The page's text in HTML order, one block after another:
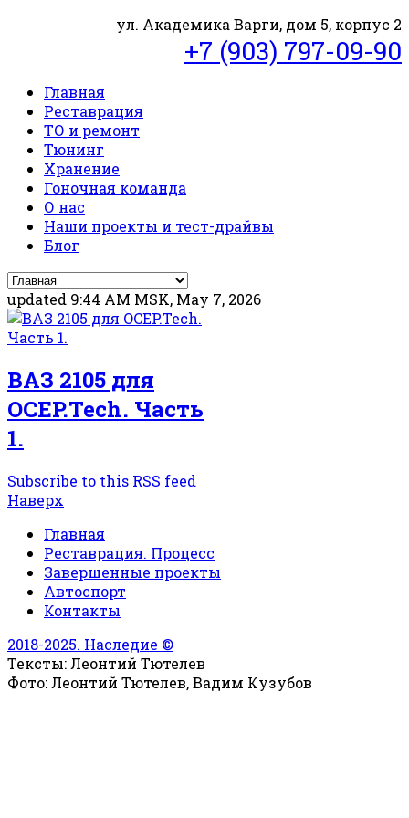
ул. Академика Варги, дом 5, корпус 2
+7 (903) 797-09-90
Главная
Реставрация
ТО и ремонт
Тюнинг
Хранение
Гоночная команда
О нас
Наши проекты и тест-драйвы
Блог
updated 9:44 AM MSK, May 7, 2026
ВАЗ 2105 для
OCEP.Tech. Часть
1.
Subscribe to this RSS feed
Наверх
Главная
Реставрация. Процесс
Завершенные проекты
Автоспорт
Контакты
2018-2025. Наследие ©
Тексты: Леонтий Тютелев
Фото: Леонтий Тютелев, Вадим Кузубов